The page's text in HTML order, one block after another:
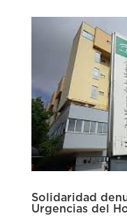
Solidaridad
Urgencias del